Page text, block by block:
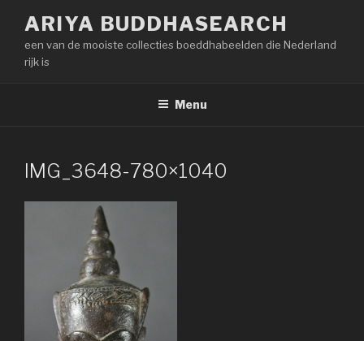
inhoud
springen
ARIYA BUDDHASEARCH
een van de mooiste collecties boeddhabeelden die Nederland
rijk is
Menu
IMG_3648-780×1040